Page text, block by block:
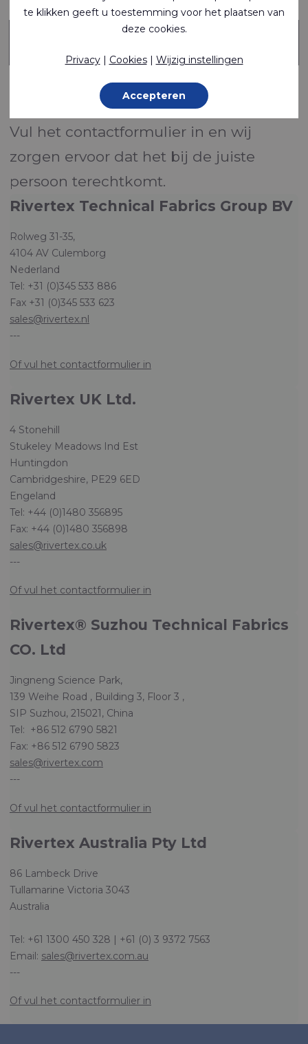
Vraag of opmerking*
Vul het contactformulier in en wij
zorgen ervoor dat het bij de juiste
persoon terechtkomt.
Rivertex Technical Fabrics Group BV
Rolweg 31-35,
4104 AV Culemborg
Nederland
Tel: +31 (0)345 533 886
Fax +31 (0)345 533 623
sales@rivertex.nl
---
Of vul het contactformulier in
Rivertex UK Ltd.
4 Stonehill
Stukeley Meadows Ind Est
Huntingdon
Cambridgeshire, PE29 6ED
Engeland
Tel: +44 (0)1480 356895
Fax: +44 (0)1480 356898
sales@rivertex.co.uk
---
Of vul het contactformulier in
Rivertex® Suzhou Technical Fabrics
CO. Ltd
Jingneng Science Park,
139 Weihe Road , Building 3, Floor 3 ,
SIP Suzhou, 215021, China
Tel: +86 512 6790 5821
Fax: +86 512 6790 5823
sales@rivertex.com
---
Of vul het contactformulier in
Rivertex Australia Pty Ltd
86 Lambeck Drive
Tullamarine Victoria 3043
Australia
Tel: +61 1300 450 328 | +61 (0) 3 9372 7563
Email: sales@rivertex.com.au
---
Of vul het contactformulier in
te klikken geeft u toestemming voor het plaatsen van
deze cookies.
Privacy| Cookies| Wijzig instellingen
Accepteren